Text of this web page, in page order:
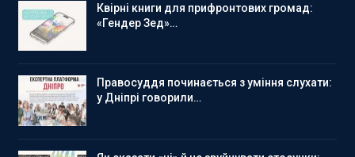
Квірні книги для прифронтових громад:
«Гендер Зед»…
Правосуддя починається з уміння слухати:
у Дніпрі говорили…